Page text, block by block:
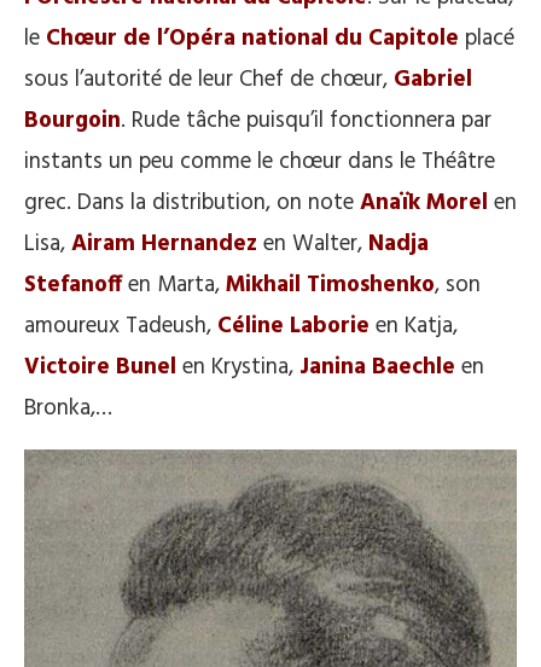
le Chœur de l’Opéra national du Capitole placé
sous l’autorité de leur Chef de chœur, Gabriel
Bourgoin. Rude tâche puisqu’il fonctionnera par
instants un peu comme le chœur dans le Théâtre
grec. Dans la distribution, on noteAnaïk Morel en
Lisa,Airam Hernandez en Walter, Nadja
Stefanoffen Marta,Mikhail Timoshenko, son
amoureux Tadeush, Céline Laborie en Katja,
Victoire Bunel en Krystina, Janina Baechle en
Bronka,…